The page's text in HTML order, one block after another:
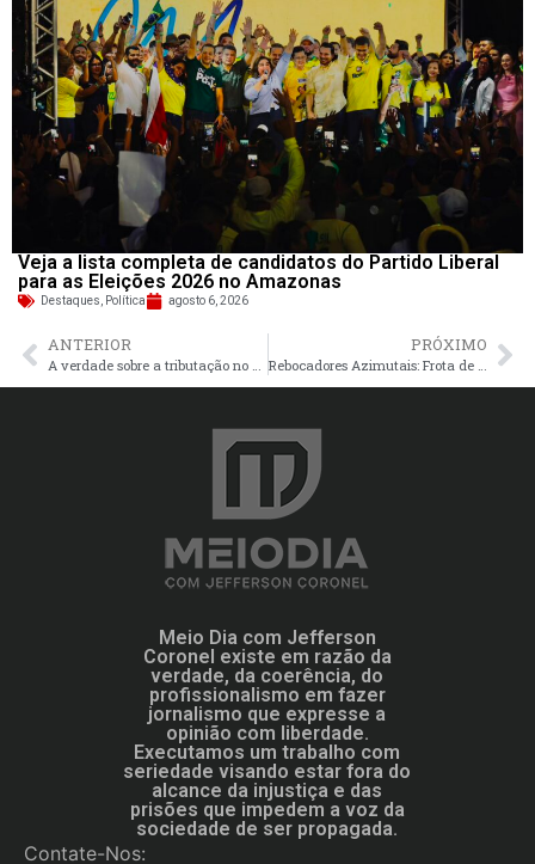
Veja a lista completa de candidatos do Partido Liberal
para as Eleições 2026 no Amazonas
Destaques, Política agosto 6, 2026
ANTERIOR
A verdade sobre a tributação no Brasil
PRÓXIMO
Rebocadores Azimutais: Frota de apoio portuário do Grupo Chibatão reforça logística do Amazonas
Meio Dia com Jefferson
Coronel existe em razão da
verdade, da coerência, do
profissionalismo em fazer
jornalismo que expresse a
opinião com liberdade.
Executamos um trabalho com
seriedade visando estar fora do
alcance da injustiça e das
prisões que impedem a voz da
sociedade de ser propagada.
Contate-Nos: